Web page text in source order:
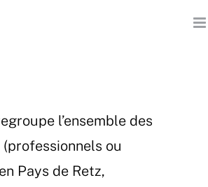
l’ensemble des
ou
Pays de Retz,